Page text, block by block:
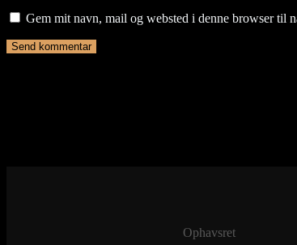
Gem mit navn, mail og websted i denne browser til
Ophavsret